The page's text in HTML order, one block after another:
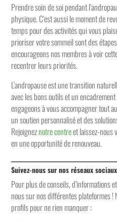
Prendre soin de soi pendant
physique. C’est aussi le moment de
temps pour des activités qui vous
prioriser votre sommeil sont des
encourageons nos membres à voir
recentrer leurs priorités.
L’andropause est une transition
avec les bons outils et un
engageons à vous accompagner tout
un soutien personnalisé et des
Rejoigneznotre centreet laissez-nous
en une opportunité de renouveau.
Suivez-nous sur nos réseaux sociaux
Pour plus de conseils, d’informations
nous sur nos différentes plateformes !
profils pour ne rien manquer :